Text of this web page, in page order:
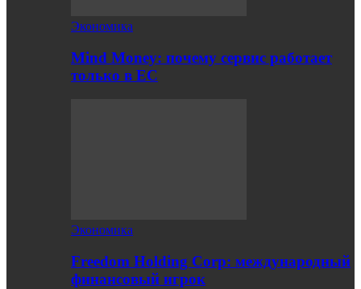
Экономика
Mind Money: почему сервис работает
только в ЕС
Экономика
Freedom Holding Corp: международный
финансовый игрок